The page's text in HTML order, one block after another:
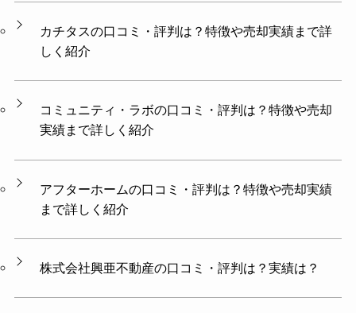
カチタスの口コミ・評判は？特徴や売却実績まで詳
しく紹介
コミュニティ・ラボの口コミ・評判は？特徴や売却
実績まで詳しく紹介
アフターホームの口コミ・評判は？特徴や売却実績
まで詳しく紹介
株式会社興亜不動産の口コミ・評判は？実績は？